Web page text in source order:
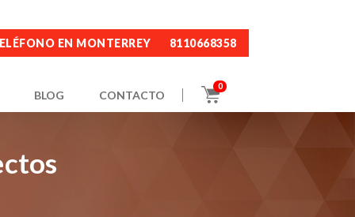
EN MONTERREY 8110668358
BLOG CONTACTO
0